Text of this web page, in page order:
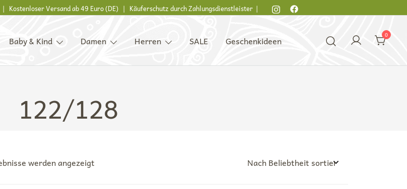
Kostenloser Versand ab 49 Euro (DE) | Käuferschutz durch Zahlungsdienstleister |
ganze Familie
Baby & Kind Damen Herren SALE Geschenkideen 0
122/128
werden angezeigt